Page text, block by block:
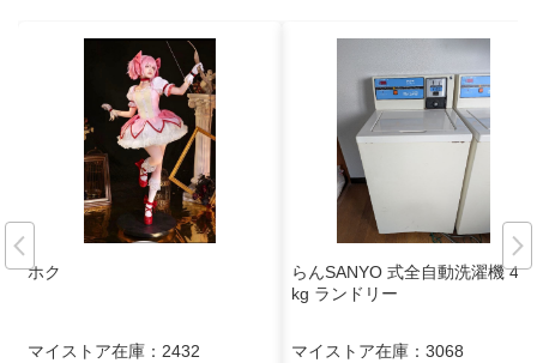
ホク
マイストア在庫： 2432
らんSANYO 式全自動洗濯機 4.0
kg ランドリー
マイストア在庫： 3068